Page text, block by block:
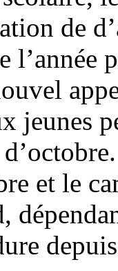
de
l’année
jeunes
et le